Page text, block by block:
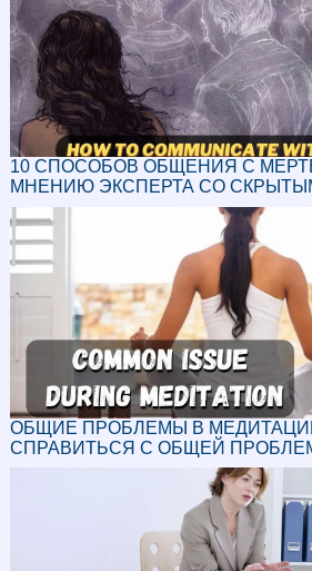
10 СПОСОБОВ ОБЩЕНИЯ С
МНЕНИЮ ЭКСПЕРТА СО
ОБЩИЕ ПРОБЛЕМЫ В
СПРАВИТЬСЯ С ОБЩЕЙ